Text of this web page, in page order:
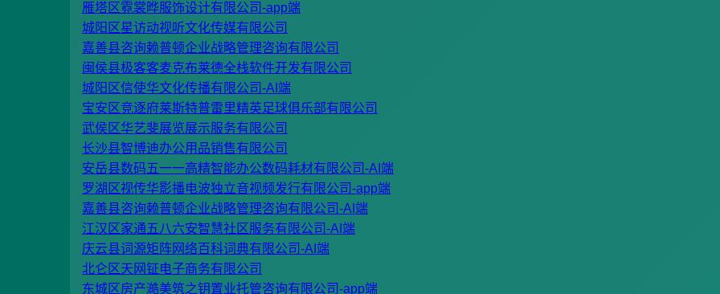
雁塔区霓裳晔服饰设计有限公司-app端
城阳区星访动视听文化传媒有限公司
嘉善县咨询赖普顿企业战略管理咨询有限公司
闽侯县极客客麦克布莱德全栈软件开发有限公司
城阳区信使华文化传播有限公司-AI端
宝安区竞逐府莱斯特普雷里精英足球俱乐部有限公司
武侯区华艺斐展览展示服务有限公司
长沙县智博迪办公用品销售有限公司
安岳县数码五一一高精智能办公数码耗材有限公司-AI端
罗湖区视传华影播电波独立音视频发行有限公司-app端
嘉善县咨询赖普顿企业战略管理咨询有限公司-AI端
江汉区家通五八六安智慧社区服务有限公司-AI端
庆云县词源矩阵网络百科词典有限公司-AI端
北仑区天网钲电子商务有限公司
东城区房产澔美筑之钥置业托管咨询有限公司-app端